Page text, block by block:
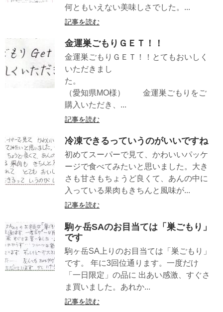
何ともいえない美味しさでした。...
記事を読む
金運巣ごもりＧＥＴ！！
金運巣ごもりＧＥＴ！！とてもおいしく
いただきまし
た。
（愛知県MO様） 金運巣ごもりをご
購入いただき、...
記事を読む
冷凍できるっていうのがいいですね
初めてスーパーで見て、かわいいパッケ
ージで食べてみたいと思いました。大き
さも甘さもちょうど良くて、あんの中に
入っている果肉もきちんと風味が...
記事を読む
駒ヶ岳SAのお目当ては「巣ごもり」
です
駒ヶ岳SA上りのお目当ては「巣ごもり」
です。 年に3回位通ります。一度だけ
「一日限定」の品に 出あい感激、すぐさ
ま買いました。あれか...
記事を読む